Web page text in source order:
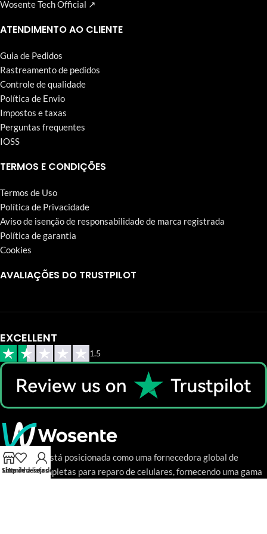
Wosente Tech Official ↗
ATENDIMENTO AO CLIENTE
Guia de Pedidos
Rastreamento de pedidos
Controle de qualidade
Política de Envio
Impostos e taxas
Perguntas frequentes
IOSS
TERMOS E CONDIÇÕES
Termos de Uso
Política de Privacidade
Aviso de isenção de responsabilidade de marca registrada
Política de garantia
Cookies
AVALIAÇÕES DO TRUSTPILOT
EXCELLENT
1.5
A Wosente está posicionada como uma fornecedora global de
soluções completas para reparo de celulares, fornecendo uma gama
Shop
Lista de desejos
A minha lista de desejos